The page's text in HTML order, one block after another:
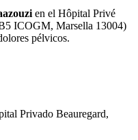
en el Hôpital Privé
ICOGM, Marsella 13004)
pélvicos.
Privado Beauregard,